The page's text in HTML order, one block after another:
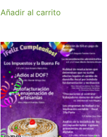
Añadir al carrito